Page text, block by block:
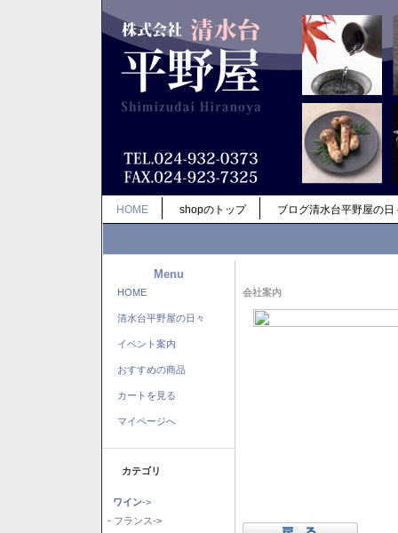
HOME shopのトップ ブログ清水台平野屋の日
Menu
HOME
清水台平野屋の日々
イベント案内
おすすめの商品
カートを見る
マイページへ
カテゴリ
ワイン->
- フランス->
会社案内